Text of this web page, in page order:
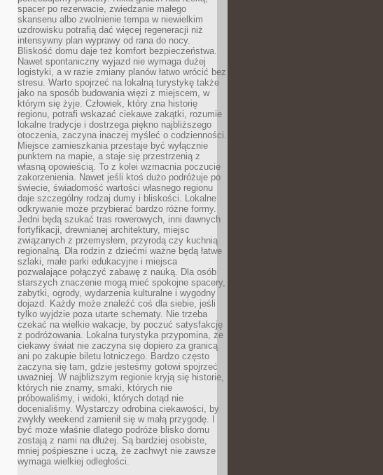
spacer po rezerwacie, zwiedzanie małego
skansenu albo zwolnienie tempa w niewielkim
uzdrowisku potrafią dać więcej regeneracji niż
intensywny plan wyprawy od rana do nocy.
Bliskość domu daje też komfort bezpieczeństwa.
Nawet spontaniczny wyjazd nie wymaga dużej
logistyki, a w razie zmiany planów łatwo wrócić bez
stresu. Warto spojrzeć na lokalną turystykę także
jako na sposób budowania więzi z miejscem, w
którym się żyje. Człowiek, który zna historię
regionu, potrafi wskazać ciekawe zakątki, rozumie
lokalne tradycje i dostrzega piękno najbliższego
otoczenia, zaczyna inaczej myśleć o codzienności.
Miejsce zamieszkania przestaje być wyłącznie
punktem na mapie, a staje się przestrzenią z
własną opowieścią. To z kolei wzmacnia poczucie
zakorzenienia. Nawet jeśli ktoś dużo podróżuje po
świecie, świadomość wartości własnego regionu
daje szczególny rodzaj dumy i bliskości. Lokalne
odkrywanie może przybierać bardzo różne formy.
Jedni będą szukać tras rowerowych, inni dawnych
fortyfikacji, drewnianej architektury, miejsc
związanych z przemysłem, przyrodą czy kuchnią
regionalną. Dla rodzin z dziećmi ważne będą łatwe
szlaki, małe parki edukacyjne i miejsca
pozwalające połączyć zabawę z nauką. Dla osób
starszych znaczenie mogą mieć spokojne spacery,
zabytki, ogrody, wydarzenia kulturalne i wygodny
dojazd. Każdy może znaleźć coś dla siebie, jeśli
tylko wyjdzie poza utarte schematy. Nie trzeba
czekać na wielkie wakacje, by poczuć satysfakcję
z podróżowania. Lokalna turystyka przypomina, że
ciekawy świat nie zaczyna się dopiero za granicą
ani po zakupie biletu lotniczego. Bardzo często
zaczyna się tam, gdzie jesteśmy gotowi spojrzeć
uważniej. W najbliższym regionie kryją się historie,
których nie znamy, smaki, których nie
próbowaliśmy, i widoki, których dotąd nie
docenialiśmy. Wystarczy odrobina ciekawości, by
zwykły weekend zamienił się w małą przygodę. I
być może właśnie dlatego podróże blisko domu
zostają z nami na dłużej. Są bardziej osobiste,
mniej pośpieszne i uczą, że zachwyt nie zawsze
wymaga wielkiej odległości.